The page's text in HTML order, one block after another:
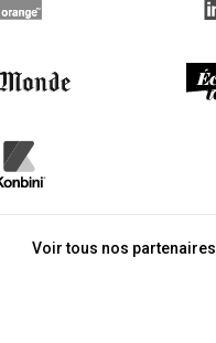
Voir tous nos partenaires